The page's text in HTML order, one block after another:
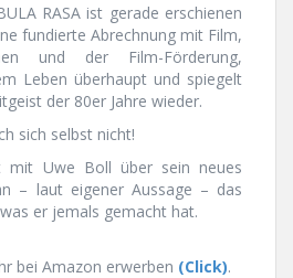
RASA ist gerade erschienen
fundierte Abrechnung mit Film,
und der Film-Förderung,
Leben überhaupt und spiegelt
der 80er Jahre wieder.
sich selbst nicht!
mit Uwe Boll über sein neues
– laut eigener Aussage – das
er jemals gemacht hat.
bei Amazon erwerben (Click).